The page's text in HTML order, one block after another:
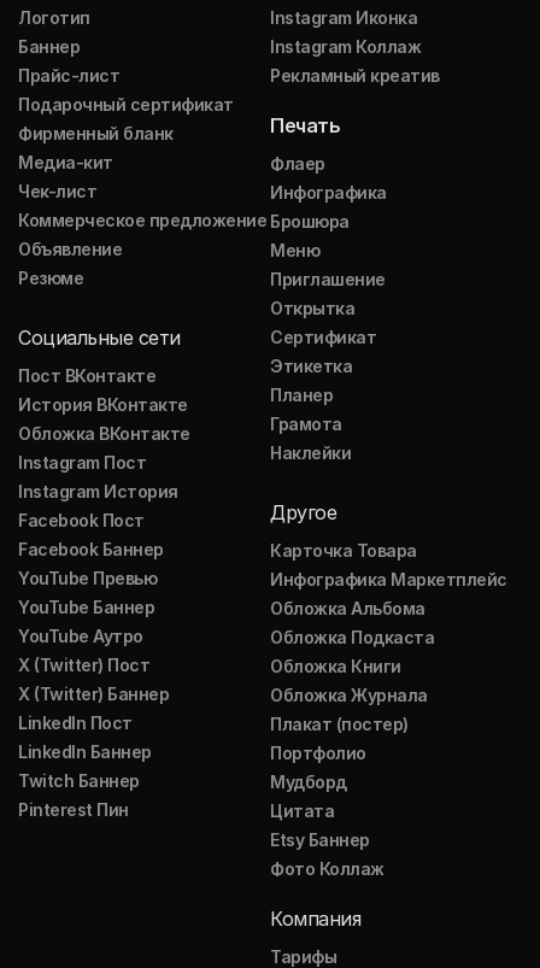
Логотип
Баннер
Прайс-лист
Подарочный сертификат
Фирменный бланк
Медиа-кит
Чек-лист
Коммерческое предложение
Объявление
Резюме
Социальные сети
Пост ВКонтакте
История ВКонтакте
Обложка ВКонтакте
Instagram Пост
Instagram История
Facebook Пост
Facebook Баннер
YouTube Превью
YouTube Баннер
YouTube Аутро
X (Twitter) Пост
X (Twitter) Баннер
LinkedIn Пост
LinkedIn Баннер
Twitch Баннер
Pinterest Пин
Instagram Иконка
Instagram Коллаж
Рекламный креатив
Печать
Флаер
Инфографика
Брошюра
Меню
Приглашение
Открытка
Сертификат
Этикетка
Планер
Грамота
Наклейки
Другое
Карточка Товара
Инфографика Маркетплейс
Обложка Альбома
Обложка Подкаста
Обложка Книги
Обложка Журнала
Плакат (постер)
Портфолио
Мудборд
Цитата
Etsy Баннер
Фото Коллаж
Компания
Тарифы